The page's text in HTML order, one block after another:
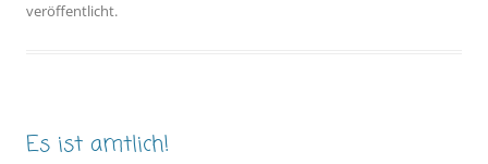
veröffentlicht.
Es ist amtlich!